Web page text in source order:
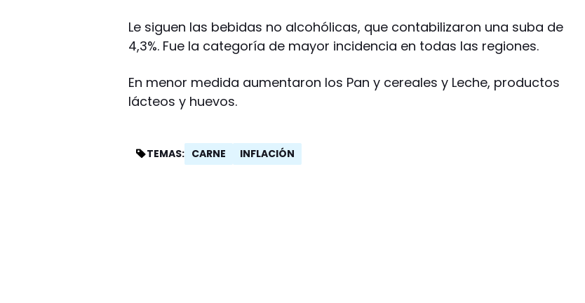
Le siguen las bebidas no alcohólicas, que contabilizaron una suba de
4,3%. Fue la categoría de mayor incidencia en todas las regiones.
En menor medida aumentaron los Pan y cereales y Leche, productos
lácteos y huevos.
TEMAS: CARNE INFLACIÓN